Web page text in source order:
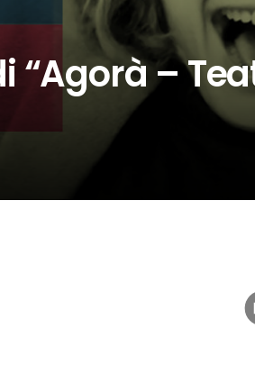
“Agorà –